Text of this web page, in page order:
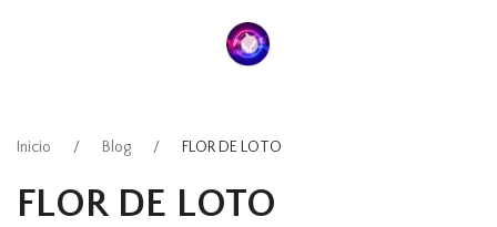
Inicio Blog FLOR DE LOTO
FLOR DE LOTO